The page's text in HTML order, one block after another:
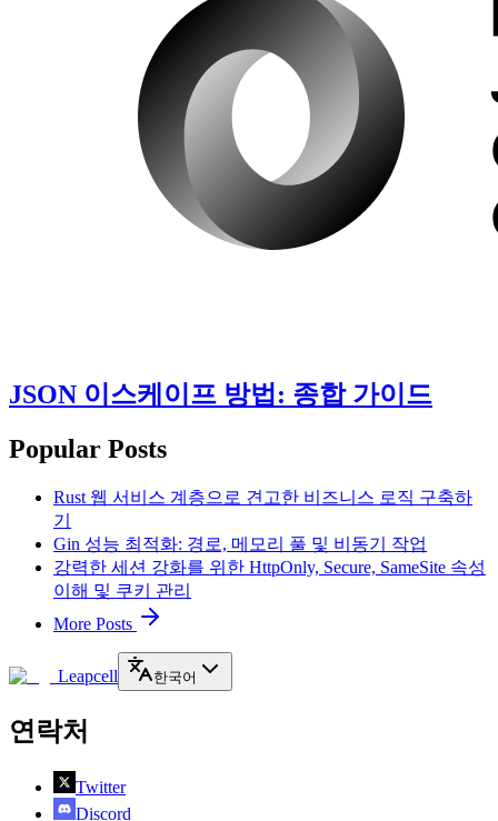
JSON 이스케이프 방법: 종합 가이드
Popular Posts
Rust 웹 서비스 계층으로 견고한 비즈니스 로직 구축하
기
Gin 성능 최적화: 경로, 메모리 풀 및 비동기 작업
강력한 세션 강화를 위한 HttpOnly, Secure, SameSite 속성
이해 및 쿠키 관리
More Posts
Leapcell 한국어
연락처
Twitter
Discord